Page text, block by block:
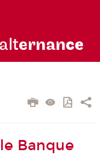
ernance
Banque